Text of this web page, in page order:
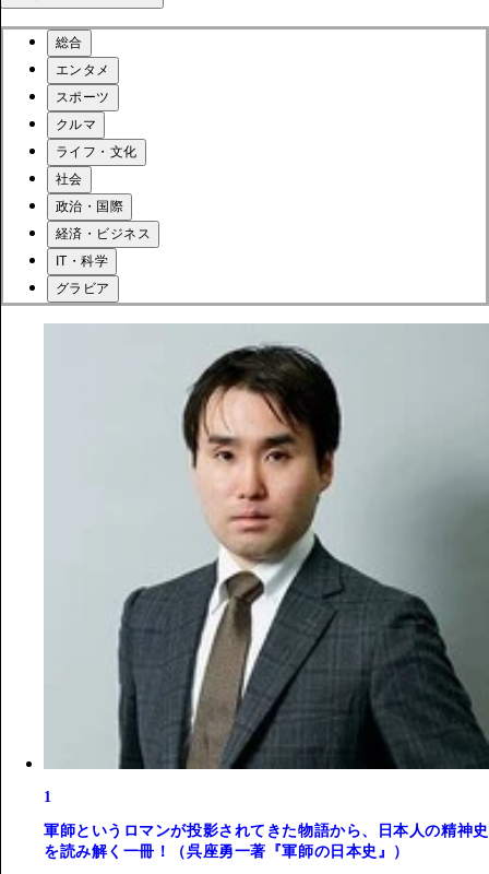
総合
エンタメ
スポーツ
クルマ
ライフ・文化
社会
政治・国際
経済・ビジネス
IT・科学
グラビア
1
軍師というロマンが投影されてきた物語から、日本人の精神史
を読み解く一冊！（呉座勇一著『軍師の日本史』）